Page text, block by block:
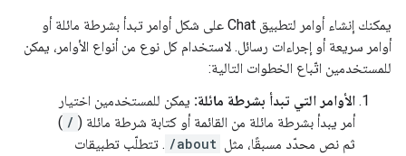
يمكنك إنشاء أوامر لتطبيق Chat على شكل أوامر تبدأ بشرطة مائلة أو
أوامر سريعة أو إجراءات رسائل. لاستخدام كل نوع من أنواع الأوامر، يمكن
للمستخدمين اتّباع الخطوات التالية:
الأوامر التي تبدأ بشرطة مائلة: يمكن للمستخدمين اختيار
أمر يبدأ بشرطة مائلة من القائمة أو كتابة شرطة مائلة ( /
)
ثم نص محدّد مسبقًا، مثل /about . تتطلّب تطبيقات